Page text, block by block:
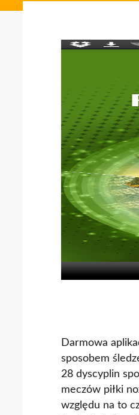
Darmowa
sposobem
28 dyscyplin
meczów piłki
względu na to